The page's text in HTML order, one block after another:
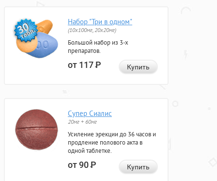
Набор "Три в одном"
(10x100мг, 20x20мг)
Большой набор из 3-х
препаратов.
от 117Р Купить
Супер Сиалис
20мг + 60мг
Усиление эрекции до 36 часов и
продление полового акта в
одной таблетке.
от 90Р Купить